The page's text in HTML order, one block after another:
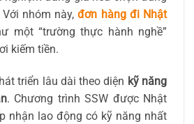
nhóm này,đơn hàng đi Nhật
một “trường thực hành nghề”
kiếm tiền.
triển lâu dài theo diện kỹ năng
. Chương trình SSW được Nhật
nhận lao động có kỹ năng nhất